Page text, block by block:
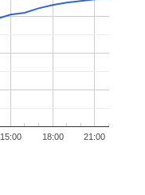
15:00 18:00 21:00